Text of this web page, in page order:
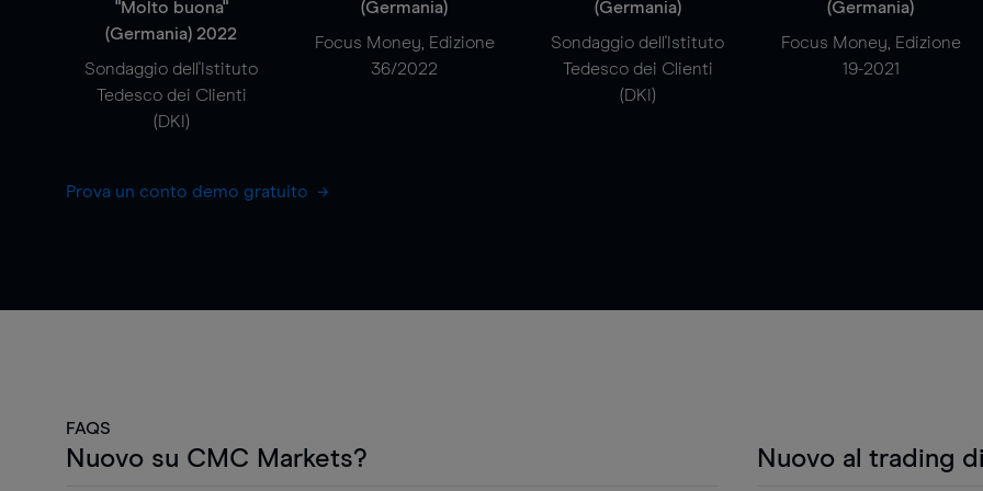
"Molto buona"
(Germania) 2022
Sondaggio dell'Istituto
Tedesco dei Clienti
(DKI)
(Germania)
Focus Money, Edizione
36/2022
(Germania)
Sondaggio dell'Istituto
Tedesco dei Clienti
(DKI)
(Germania)
Focus Money, Edizione
19-2021
Prova un conto demo gratuito
FAQS
Nuovo su CMC Markets? Nuovo al trading